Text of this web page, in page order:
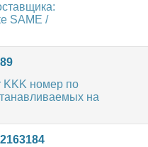
SAME /
KKK номер по
на